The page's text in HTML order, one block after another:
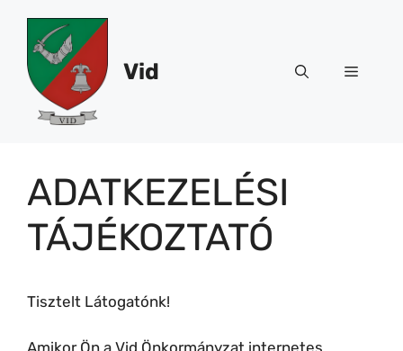
tartalomba
Vid Menü
ADATKEZELÉSI
TÁJÉKOZTATÓ
Tisztelt Látogatónk!
Amikor Ön a Vid Önkormányzat internetes